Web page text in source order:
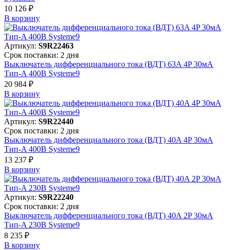
10 126 ₽
В корзинy
Артикул: S9R22463
Срок поставки: 2 дня
Выключатель дифференциального тока (ВДТ) 63A 4P 30мА
Тип-A 400В Systeme9
20 984 ₽
В корзинy
Артикул: S9R22440
Срок поставки: 2 дня
Выключатель дифференциального тока (ВДТ) 40A 4P 30мА
Тип-A 400В Systeme9
13 237 ₽
В корзинy
Артикул: S9R22240
Срок поставки: 2 дня
Выключатель дифференциального тока (ВДТ) 40A 2P 30мА
Тип-A 230В Systeme9
8 235 ₽
В корзинy